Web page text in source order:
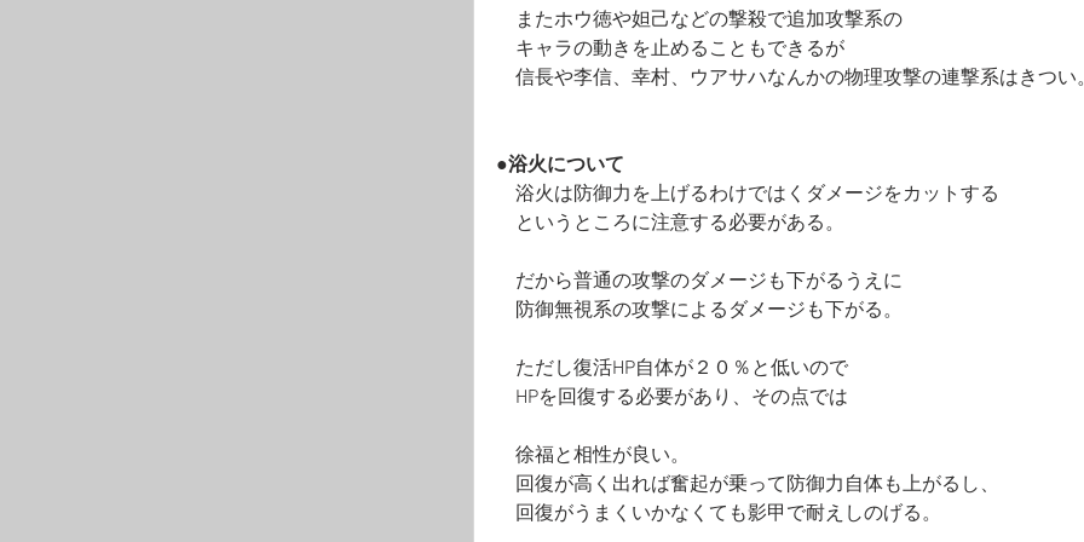
またホウ徳や妲己などの撃殺で追加攻撃系の
キャラの動きを止めることもできるが
信長や李信、幸村、ウアサハなんかの物理攻撃の連撃系はきつい
●浴火について
浴火は防御力を上げるわけではくダメージをカットする
というところに注意する必要がある。
だから普通の攻撃のダメージも下がるうえに
防御無視系の攻撃によるダメージも下がる。
ただし復活HP自体が２０％と低いので
HPを回復する必要があり、その点では
徐福と相性が良い。
回復が高く出れば奮起が乗って防御力自体も上がるし、
回復がうまくいかなくても影甲で耐えしのげる。